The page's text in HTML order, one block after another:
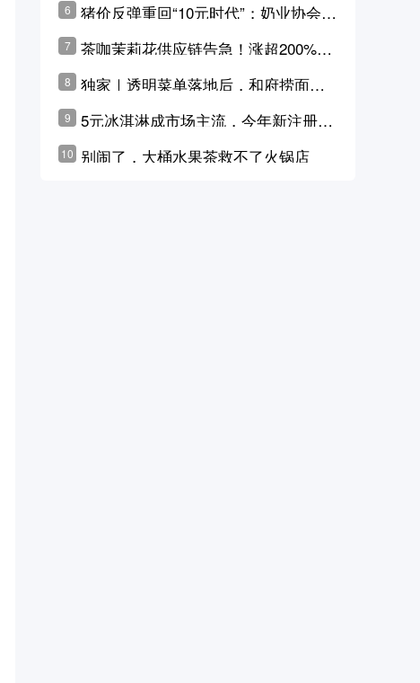
6
猪价反弹重回“10元时代”；奶业协会称
原奶价格现回暖迹象
7
茶咖茉莉花供应链告急！涨超200%，
横州花价冲破50元一斤
8
独家｜透明菜单落地后，和府捞面李
学林公布未来10年计划
9
5元冰淇淋成市场主流，今年新注册相
10 别闹了，大桶水果茶救不了火锅店